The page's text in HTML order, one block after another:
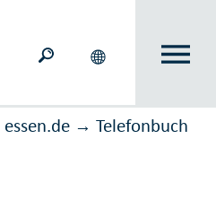
essen.de → Telefonbuch